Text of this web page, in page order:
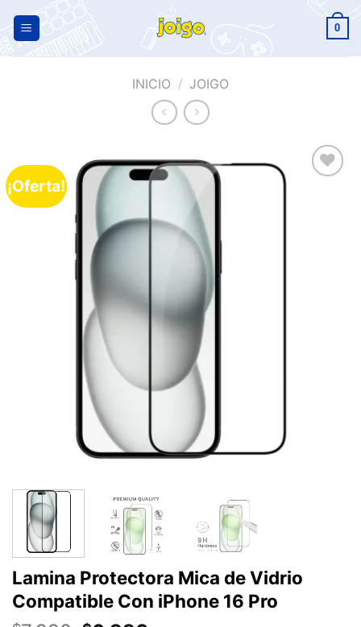
0
INICIO / JOIGO
¡Oferta!
Lamina Protectora Mica de Vidrio
Compatible Con iPhone 16 Pro